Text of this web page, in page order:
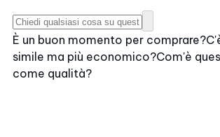
È un buon momento per comprare?
simile ma più economico?Com'è
come qualità?